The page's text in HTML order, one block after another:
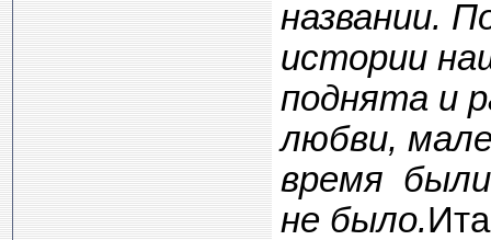
названии.
истории
поднята и
любви,
время
не было.